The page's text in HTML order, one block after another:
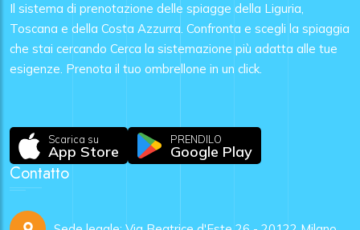
Il sistema di prenotazione delle spiagge della Liguria,
Toscana e della Costa Azzurra. Confronta e scegli la spiaggia
che stai cercando Cerca la sistemazione più adatta alle tue
esigenze. Prenota il tuo ombrellone in un click.
Scarica su
App Store
PRENDILO
Google Play
Contatto